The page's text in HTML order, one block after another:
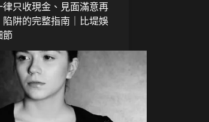
只收現金、見面滿意再
阱的完整指南｜比堤娛
節